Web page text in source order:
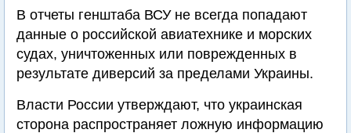
В отчеты генштаба ВСУ не всегда попадают
данные о российской авиатехнике и морских
судах, уничтоженных или поврежденных в
результате диверсий за пределами Украины.
Власти России утверждают, что украинская
сторона распространяет ложную информацию